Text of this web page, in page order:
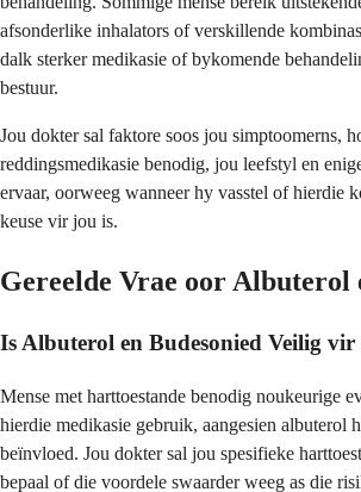
afsonderlike inhalators of verskillende
dalk sterker medikasie of bykomende
bestuur.
Jou dokter sal faktore soos jou simptoomerns,
reddingsmedikasie benodig, jou leefstyl en
ervaar, oorweeg wanneer hy vasstel of hierdie
keuse vir jou is.
Gereelde Vrae oor Albuterol
Is Albuterol en Budesonied Veilig vir
Mense met harttoestande benodig noukeurige
hierdie medikasie gebruik, aangesien albuterol
beïnvloed. Jou dokter sal jou spesifieke
bepaal of die voordele swaarder weeg as die